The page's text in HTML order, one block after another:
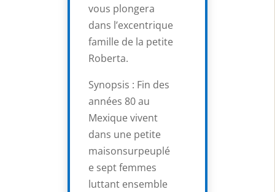
vous plongera
dans l’excentrique
famille de la petite
Roberta.
Synopsis : Fin des
années 80 au
Mexique vivent
dans une petite
maisonsurpeuplé
e sept femmes
luttant ensemble